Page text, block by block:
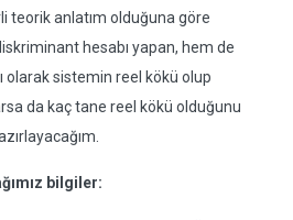
teorik anlatım olduğuna göre
hesabı yapan, hem de
olarak sistemin reel kökü olup
da kaç tane reel kökü olduğunu
bilgiler: